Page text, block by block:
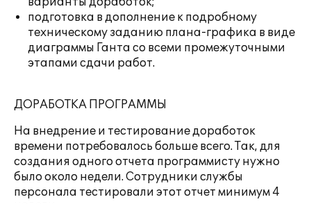
подготовка в дополнение к подробному
техническому заданию плана-графика в виде
диаграммы Ганта со всеми промежуточными
этапами сдачи работ.
ДОРАБОТКА ПРОГРАММЫ
На внедрение и тестирование доработок
времени потребовалось больше всего. Так, для
создания одного отчета программисту нужно
было около недели. Сотрудники службы
персонала тестировали этот отчет минимум 4